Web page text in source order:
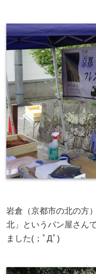
岩倉（京都市の北の方
北」というパン屋さん
ました(；ﾟДﾟ)